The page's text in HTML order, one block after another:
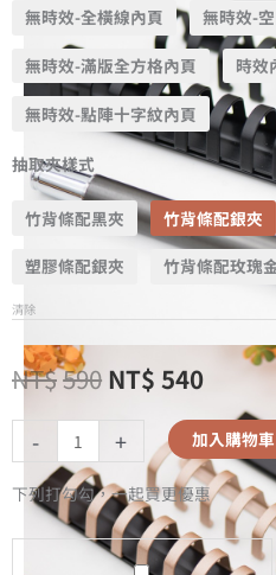
無時效-全橫線內頁 無時效-
無時效-滿版全方格內頁 時效
無時效-點陣十字紋內頁
抽取夾樣式
竹背條配黑夾 竹背條配銀夾
塑膠條配銀夾 竹背條配玫瑰
清除
NT$590 NT$ 540
- + 加入購物車
下列打勾勾，一起買更優惠